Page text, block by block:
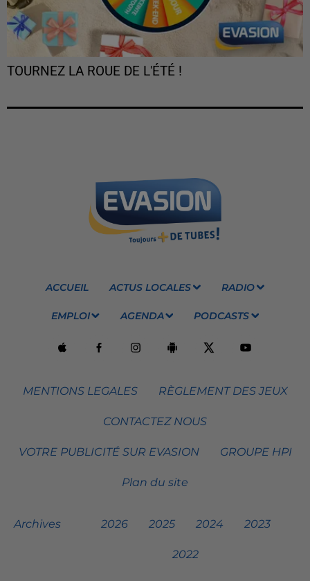
TOURNEZ LA ROUE DE L'ÉTÉ !
ACCUEIL ACTUS LOCALES RADIO
EMPLOI AGENDA PODCASTS
MENTIONS LEGALES RÈGLEMENT DES JEUX
CONTACTEZ NOUS
VOTRE PUBLICITÉ SUR EVASION GROUPE HPI
Plan du site
Archives 2026 2025 2024 2023
2022